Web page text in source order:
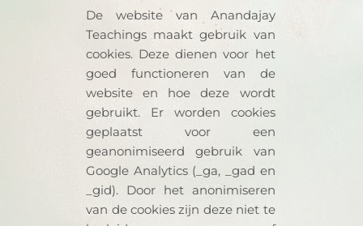
De website van Anandajay
Teachings maakt gebruik van
cookies. Deze dienen voor het
goed functioneren van de
website en hoe deze wordt
gebruikt. Er worden cookies
geplaatst voor een
geanonimiseerd gebruik van
Google Analytics (_ga, _gad en
_gid). Door het anonimiseren
van de cookies zijn deze niet te